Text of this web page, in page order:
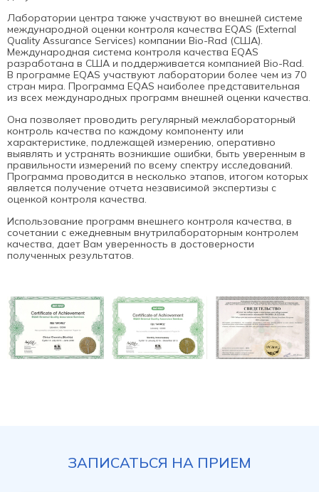
Лаборатории центра также участвуют во внешней системе
международной оценки контроля качества EQAS (External
Quality Assurance Services) компании Bio-Rad (США).
Международная система контроля качества EQAS
разработана в США и поддерживается компанией Bio-Rad.
В программе EQAS участвуют лаборатории более чем из 70
стран мира. Программа EQAS наиболее представительная
из всех международных программ внешней оценки качества.
Она позволяет проводить регулярный межлабораторный
контроль качества по каждому компоненту или
характеристике, подлежащей измерению, оперативно
выявлять и устранять возникшие ошибки, быть уверенным в
правильности измерений по всему спектру исследований.
Программа проводится в несколько этапов, итогом которых
является получение отчета независимой экспертизы с
оценкой контроля качества.
Использование программ внешнего контроля качества, в
сочетании с ежедневным внутрилабораторным контролем
качества, дает Вам уверенность в достоверности
полученных результатов.
ЗАПИСАТЬСЯ НА ПРИЕМ